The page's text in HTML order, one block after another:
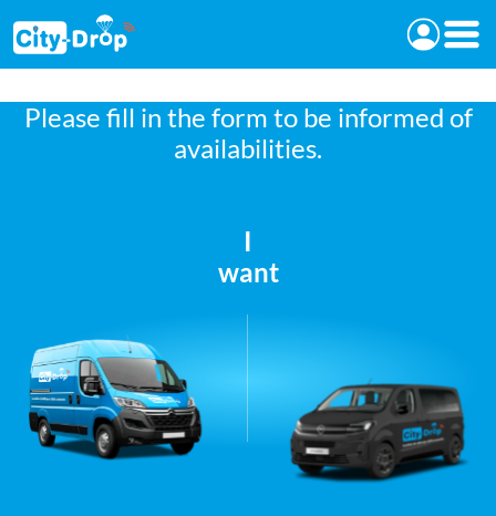
Retour à l'accueil de City-Drop
Please fill in the form to be informed of
availabilities.
I
want